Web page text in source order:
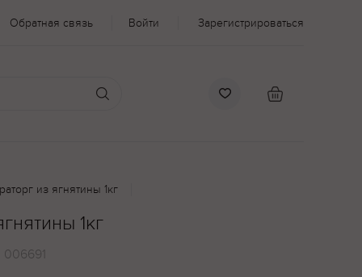
Обратная связь Войти Зарегистрироваться
из ягнятины 1кг
1кг
006691